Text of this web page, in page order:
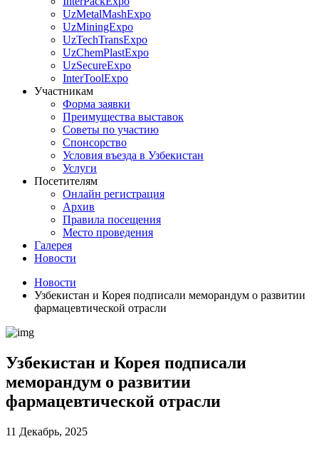
UzMetalMashExpo
UzMiningExpo
UzTechTransExpo
UzChemPlastExpo
UzSecureExpo
InterToolExpo
Участникам
Форма заявки
Преимущества выставок
Советы по участию
Спонсорство
Условия въезда в Узбекистан
Услуги
Посетителям
Онлайн регистрация
Архив
Правила посещения
Место проведения
Галерея
Новости
Новости
Узбекистан и Корея подписали меморандум о развитии
фармацевтической отрасли
Узбекистан и Корея подписали
меморандум о развитии
фармацевтической отрасли
11 Декабрь, 2025